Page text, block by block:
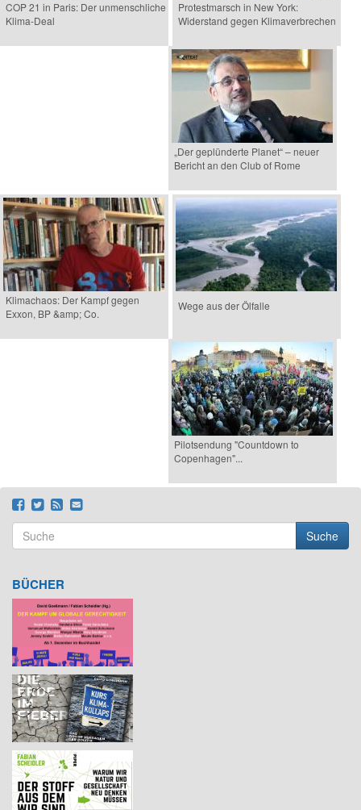
COP 21 in Paris: Der unmenschliche
Klima-Deal
Protestmarsch in New York:
Widerstand gegen Klimaverbrechen
„Der geplünderte Planet“ – neuer
Bericht an den Club of Rome
Klimachaos: Der Kampf gegen
Exxon, BP &amp; Co.
Wege aus der Ölfalle
Pilotsendung "Countdown to
Copenhagen"...
Suchformular
Suche
BÜCHER